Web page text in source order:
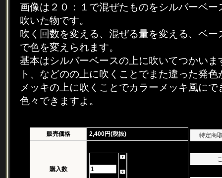
画像は２０：１で混ぜたものをシルバーベ
吹いた物です。
吹く回数を変える、混ぜる量を変える、ベ
で色を変えられます。
基本はシルバーベースの上に吹いてつかい
ト、などのの上に吹くことでまた違った発
メッキの上に吹くことでカラーメッキ風に
色々できますよ。
販売価格 2,400円(税抜)
購入数
特定商